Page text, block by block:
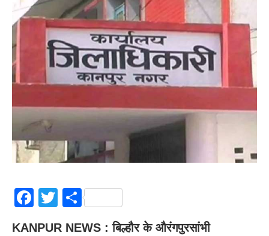
Facebook
Twitter
Share
KANPUR NEWS : बिल्हौर के औरंगपुरसांभी